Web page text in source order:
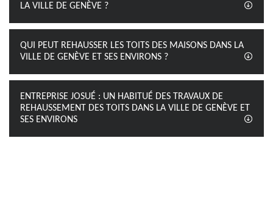
LA VILLE DE GENÈVE ?
QUI PEUT REHAUSSER LES TOITS DES MAISONS DANS LA
VILLE DE GENÈVE ET SES ENVIRONS ?
ENTREPRISE JOSUÉ : UN HABITUÉ DES TRAVAUX DE
REHAUSSEMENT DES TOITS DANS LA VILLE DE GENÈVE ET
SES ENVIRONS